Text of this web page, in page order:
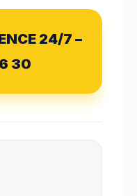
24/7 –
30